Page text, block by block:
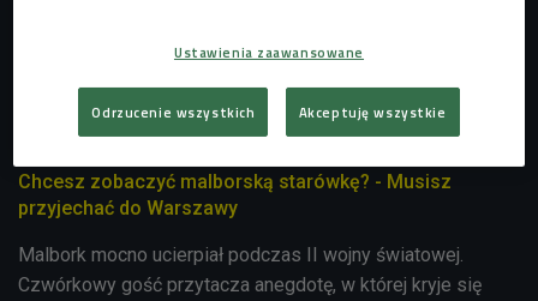
wojnie było marginalizowane. Dziś jest półdeptakiem, na jej
ulicy Kościuszki zakopano też kapsułę czasu - wykopią ją
za 35 lat. Mam nadzieję, że tego doczekam - dodaje.
Chcesz zobaczyć malborską starówkę? - Musisz
przyjechać do Warszawy
Malbork mocno ucierpiał podczas II wojny światowej.
Czwórkowy gość przytacza anegdotę, w której kryje się
Ustawienia zaawansowane
Odrzucenie wszystkich Akceptuję wszystkie